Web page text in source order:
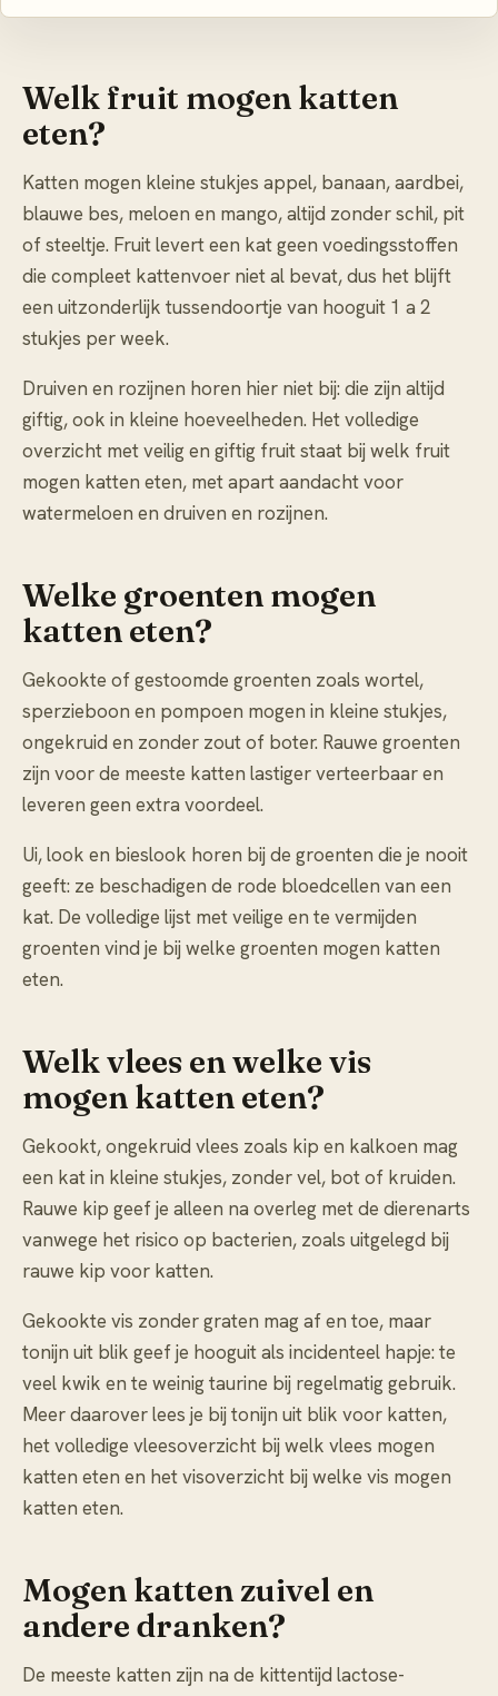
Welk fruit mogen katten
eten?
Katten mogen kleine stukjes appel, banaan, aardbei,
blauwe bes, meloen en mango, altijd zonder schil, pit
of steeltje. Fruit levert een kat geen voedingsstoffen
die compleet kattenvoer niet al bevat, dus het blijft
een uitzonderlijk tussendoortje van hooguit 1 a 2
stukjes per week.
Druiven en rozijnen horen hier niet bij: die zijn altijd
giftig, ook in kleine hoeveelheden. Het volledige
overzicht met veilig en giftig fruit staat bij welk fruit
mogen katten eten, met apart aandacht voor
watermeloen en druiven en rozijnen.
Welke groenten mogen
katten eten?
Gekookte of gestoomde groenten zoals wortel,
sperzieboon en pompoen mogen in kleine stukjes,
ongekruid en zonder zout of boter. Rauwe groenten
zijn voor de meeste katten lastiger verteerbaar en
leveren geen extra voordeel.
Ui, look en bieslook horen bij de groenten die je nooit
geeft: ze beschadigen de rode bloedcellen van een
kat. De volledige lijst met veilige en te vermijden
groenten vind je bij welke groenten mogen katten
eten.
Welk vlees en welke vis
mogen katten eten?
Gekookt, ongekruid vlees zoals kip en kalkoen mag
een kat in kleine stukjes, zonder vel, bot of kruiden.
Rauwe kip geef je alleen na overleg met de dierenarts
vanwege het risico op bacterien, zoals uitgelegd bij
rauwe kip voor katten.
Gekookte vis zonder graten mag af en toe, maar
tonijn uit blik geef je hooguit als incidenteel hapje: te
veel kwik en te weinig taurine bij regelmatig gebruik.
Meer daarover lees je bij tonijn uit blik voor katten,
het volledige vleesoverzicht bij welk vlees mogen
katten eten en het visoverzicht bij welke vis mogen
katten eten.
Mogen katten zuivel en
andere dranken?
De meeste katten zijn na de kittentijd lactose-